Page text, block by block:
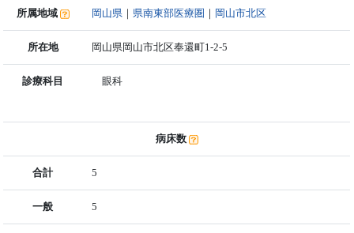
所属地域 岡山県 ｜ 県南東部医療圏 ｜ 岡山市北区
所在地 岡山県岡山市北区奉還町1-2-5
診療科目 眼科
病床数
合計 5
一般 5